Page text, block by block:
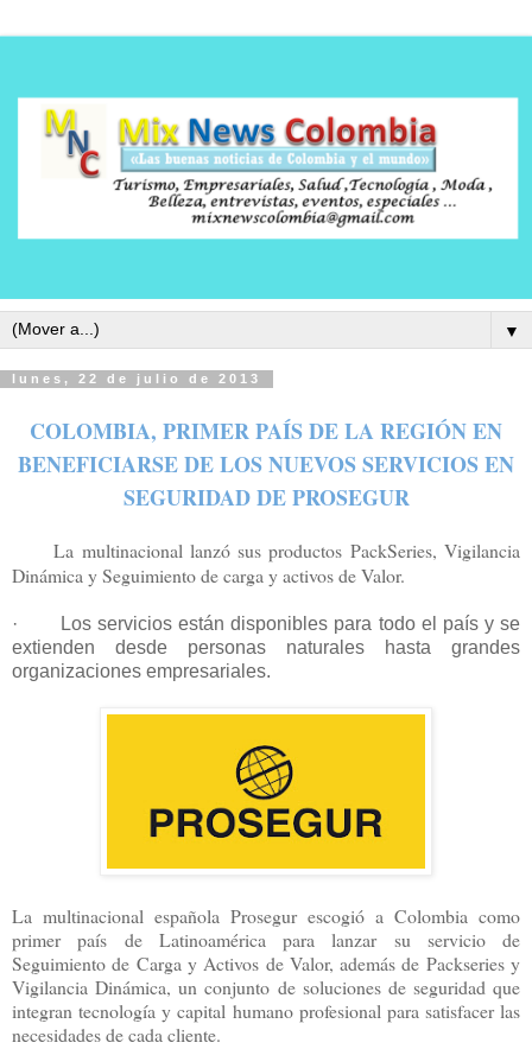
▼
lunes, 22 de julio de 2013
COLOMBIA, PRIMER PAÍS DE LA REGIÓN EN
BENEFICIARSE DE LOS NUEVOS SERVICIOS EN
SEGURIDAD DE PROSEGUR
La multinacional lanzó sus productos PackSeries, Vigilancia
Dinámica y Seguimiento de carga y activos de Valor.
·
Los servicios están disponibles para todo el país y se
extienden desde personas naturales hasta grandes
organizaciones empresariales.
La multinacional española Prosegur escogió a Colombia como
primer país de Latinoamérica para lanzar su servicio de
Seguimiento de Carga y Activos de Valor, además de Packseries y
Vigilancia Dinámica, un conjunto de soluciones de seguridad que
integran tecnología y capital humano profesional para satisfacer las
necesidades de cada cliente.